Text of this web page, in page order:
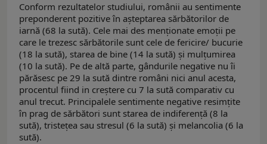
Conform rezultatelor studiului, românii au sentimente
preponderent pozitive în aşteptarea sărbătorilor de
iarnă (68 la sută). Cele mai des menţionate emoţii pe
care le trezesc sărbătorile sunt cele de fericire/ bucurie
(18 la sută), starea de bine (14 la sută) şi mulţumirea
(10 la sută). Pe de altă parte, gândurile negative nu îi
părăsesc pe 29 la sută dintre români nici anul acesta,
procentul fiind in creştere cu 7 la sută comparativ cu
anul trecut. Principalele sentimente negative resimţite
în prag de sărbători sunt starea de indiferenţă (8 la
sută), tristeţea sau stresul (6 la sută) şi melancolia (6 la
sută).